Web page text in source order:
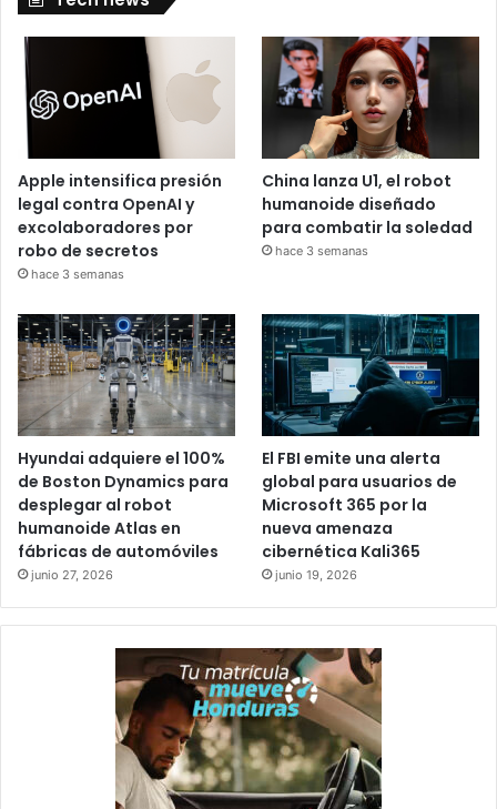
Apple intensifica presión
legal contra OpenAI y
excolaboradores por
robo de secretos
hace 3 semanas
China lanza U1, el robot
humanoide diseñado
para combatir la soledad
hace 3 semanas
Hyundai adquiere el 100%
de Boston Dynamics para
desplegar al robot
humanoide Atlas en
fábricas de automóviles
junio 27, 2026
El FBI emite una alerta
global para usuarios de
Microsoft 365 por la
nueva amenaza
cibernética Kali365
junio 19, 2026